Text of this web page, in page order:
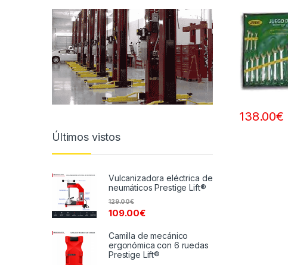
138.00€
Últimos vistos
Vulcanizadora eléctrica de
neumáticos Prestige Lift®
109.00€
129.00€
Camilla de mecánico
ergonómica con 6 ruedas
Prestige Lift®